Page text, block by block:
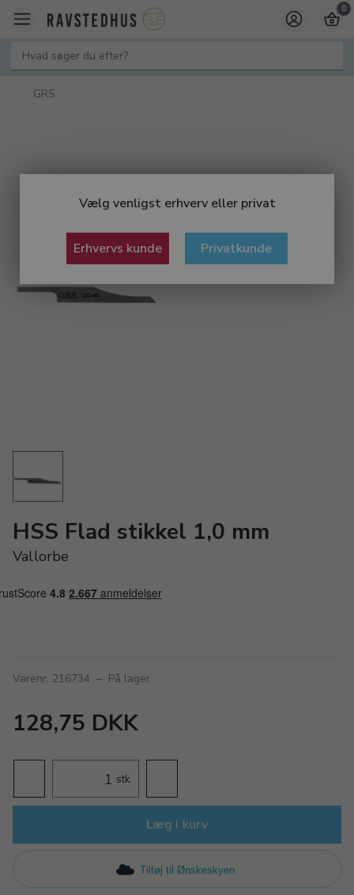
Vælg venligst erhverv eller privat
Erhvervs kunde Privatkunde
0
GRS
HSS Flad stikkel 1,0 mm
Vallorbe
Varenr. 216734 – På lager
128,75 DKK
stk.
Læg i kurv
Tilføj til Ønskeskyen